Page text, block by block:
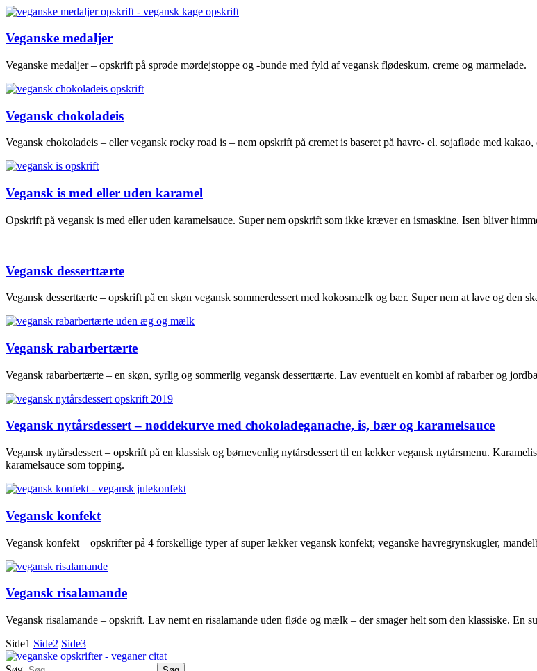
Veganske medaljer
Veganske medaljer – opskrift på sprøde mørdejstoppe og -bunde med fyld af vegansk flødeskum, creme og marmelade.
Vegansk chokoladeis
Vegansk chokoladeis – eller vegansk rocky road is – nem opskrift på cremet is baseret på havre- el. sojafløde med
Vegansk is med eller uden karamel
Opskrift på vegansk is med eller uden karamelsauce. Super nem opskrift som ikke kræver en ismaskine. Isen bliver
Vegansk desserttærte
Vegansk desserttærte – opskrift på en skøn vegansk sommerdessert med kokosmælk og bær. Super nem at lave og den
Vegansk rabarbertærte
Vegansk rabarbertærte – en skøn, syrlig og sommerlig vegansk desserttærte. Lav eventuelt en kombi af rabarber og
Vegansk nytårsdessert – nøddekurve med chokoladeganache, is, bær og karamelsauce
Vegansk nytårsdessert – opskrift på en klassisk og børnevenlig nytårsdessert til en lækker vegansk nytårsmenu.
karamelsauce som topping.
Vegansk konfekt
Vegansk konfekt – opskrifter på 4 forskellige typer af super lækker vegansk konfekt; veganske havregrynskugler,
Vegansk risalamande
Vegansk risalamande – opskrift. Lav nemt en risalamande uden fløde og mælk – der smager helt som den klassiske. En
Side1 Side2 Side3